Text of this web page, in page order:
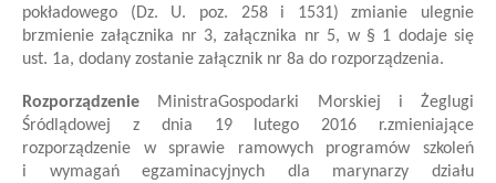
pokładowego (Dz. U. poz. 258 i 1531) zmianie ulegnie
brzmienie załącznika nr 3, załącznika nr 5, w § 1 dodaje się
ust. 1a, dodany zostanie załącznik nr 8a do rozporządzenia.
Rozporządzenie MinistraGospodarki Morskiej i Żeglugi
Śródlądowej z dnia 19 lutego 2016 r.zmieniające
rozporządzenie w sprawie ramowych programów szkoleń
i wymagań egzaminacyjnych dla marynarzy działu